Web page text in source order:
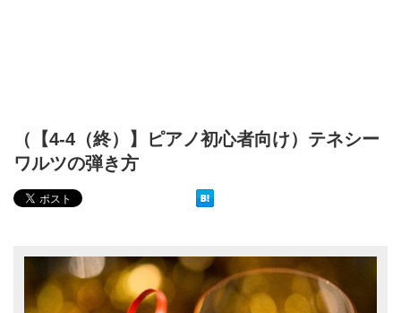
（【4-4（終）】ピアノ初心者向け）テネシー
ワルツの弾き方